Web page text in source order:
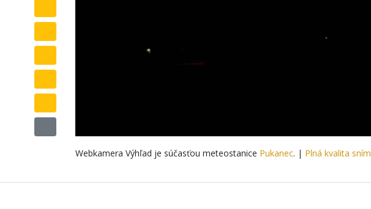
Webkamera Výhľad je súčasťou meteostanice Pukanec. | Plná kvalita